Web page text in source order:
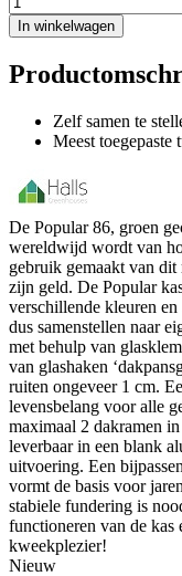
In winkelwagen
Zelf samen te
Meest toegepaste
De Popular 86, groen
wereldwijd wordt van
gebruik gemaakt van
zijn geld. De Popular
verschillende kleuren
dus samenstellen naar
met behulp van
van glashaken
ruiten ongeveer 1 cm.
levensbelang voor alle
maximaal 2 dakramen
leverbaar in een blank
uitvoering. Een
vormt de basis voor
stabiele fundering is
functioneren van de kas
kweekplezier!
Nieuw